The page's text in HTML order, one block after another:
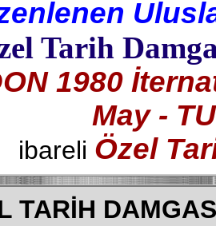
Tarih
1980
May -
ibareli Özel
TARİH